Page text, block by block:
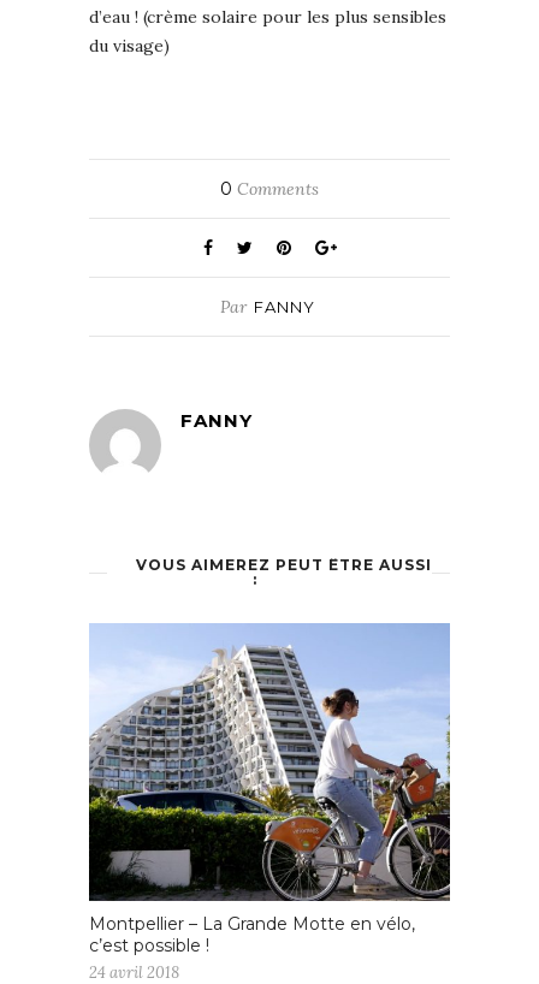
d’eau ! (crème solaire pour les plus sensibles
du visage)
0 Comments
Par FANNY
FANNY
VOUS AIMEREZ PEUT ÊTRE AUSSI
:
Montpellier – La Grande Motte en vélo,
c’est possible !
24 avril 2018